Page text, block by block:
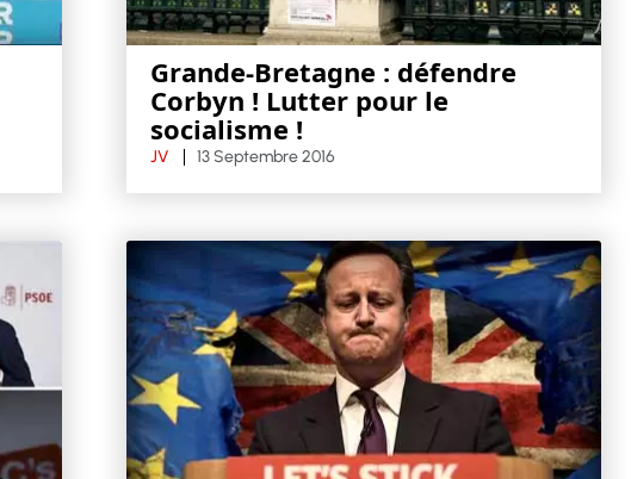
Grande-Bretagne : défendre
Corbyn ! Lutter pour le
socialisme !
JV 13 Septembre 2016